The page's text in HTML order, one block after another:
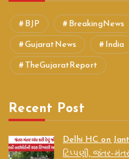
BJP BreakingNews
GujaratNews India
TheGujaratReport
Recent Post
Delhi HC on
ટિપ્પણી, જંતર-